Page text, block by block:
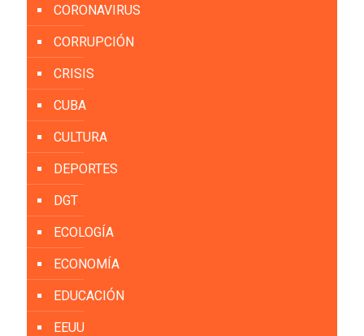
CORONAVIRUS
CORRUPCIÓN
CRISIS
CUBA
CULTURA
DEPORTES
DGT
ECOLOGÍA
ECONOMÍA
EDUCACIÓN
EEUU